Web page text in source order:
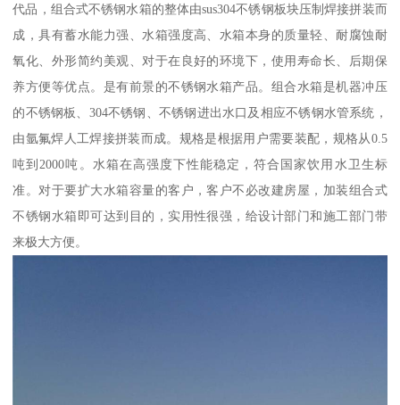
代品，组合式不锈钢水箱的整体由sus304不锈钢板块压制焊接拼装而
成，具有蓄水能力强、水箱强度高、水箱本身的质量轻、耐腐蚀耐
氧化、外形简约美观、对于在良好的环境下，使用寿命长、后期保
养方便等优点。是有前景的不锈钢水箱产品。组合水箱是机器冲压
的不锈钢板、304不锈钢、不锈钢进出水口及相应不锈钢水管系统，
由氩氟焊人工焊接拼装而成。规格是根据用户需要装配，规格从0.5
吨到2000吨。水箱在高强度下性能稳定，符合国家饮用水卫生标
准。对于要扩大水箱容量的客户，客户不必改建房屋，加装组合式
不锈钢水箱即可达到目的，实用性很强，给设计部门和施工部门带
来极大方便。